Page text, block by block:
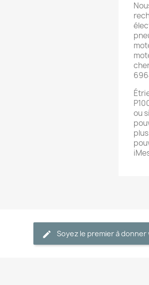
ou
Soyez le premier à donner